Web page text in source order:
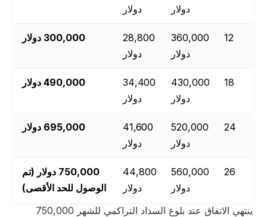
دولار
دولار
12
360,000
دولار
28,800
دولار
300,000 دولار
18
430,000
دولار
34,400
دولار
490,000 دولار
24
520,000
دولار
41,600
دولار
695,000 دولار
26
560,000
دولار
44,800
دولار
750,000 دولار (تم
الوصول للحد الأقصى)
ينتهي الاتفاق عند بلوغ السداد التراكمي للشهر 750,000